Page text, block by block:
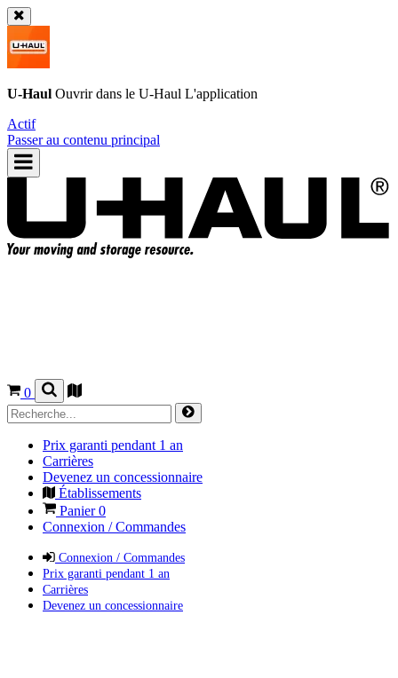
U-Haul Ouvrir dans le U-Haul L'application
Actif
Passer au contenu principal
0
Prix garanti pendant 1 an
Carrières
Devenez un concessionnaire
Établissements
Panier0
Connexion / Commandes
Connexion / Commandes
Prix garanti pendant 1 an
Carrières
Devenez un concessionnaire